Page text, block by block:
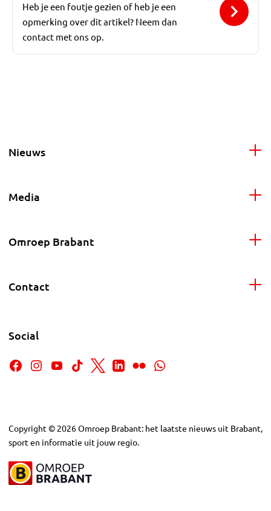
Heb je een foutje gezien of heb je een
opmerking over dit artikel? Neem dan
contact met ons op.
Nieuws
Media
Omroep Brabant
Contact
Social
Copyright © 2026Omroep Brabant: het laatste nieuws uit Brabant,
sport en informatie uit jouw regio.